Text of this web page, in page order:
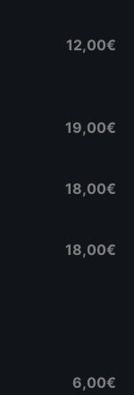
12,00€
19,00€
18,00€
18,00€
6,00€